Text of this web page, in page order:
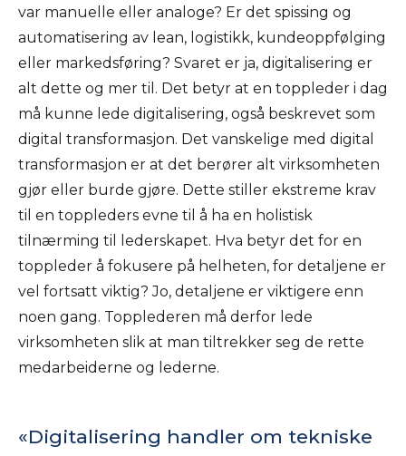
var manuelle eller analoge? Er det spissing og
automatisering av lean, logistikk, kundeoppfølging
eller markedsføring? Svaret er ja, digitalisering er
alt dette og mer til. Det betyr at en toppleder i dag
må kunne lede digitalisering, også beskrevet som
digital transformasjon. Det vanskelige med digital
transformasjon er at det berører alt virksomheten
gjør eller burde gjøre. Dette stiller ekstreme krav
til en toppleders evne til å ha en holistisk
tilnærming til lederskapet. Hva betyr det for en
toppleder å fokusere på helheten, for detaljene er
vel fortsatt viktig? Jo, detaljene er viktigere enn
noen gang. Topplederen må derfor lede
virksomheten slik at man tiltrekker seg de rette
medarbeiderne og lederne.
Digitalisering handler om tekniske